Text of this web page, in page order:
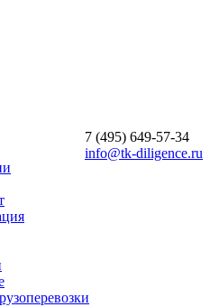
7 (495) 649-57-34
info@tk-diligence.ru